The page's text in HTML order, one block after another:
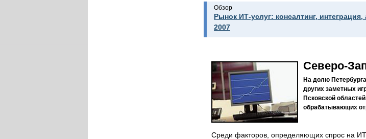
Обзор
Рынок ИТ-услуг: консалтинг, интеграция,
2007
Северо-
На долю
других заметных
Псковской
обрабатывающих
Среди факторов, определяющих спрос на